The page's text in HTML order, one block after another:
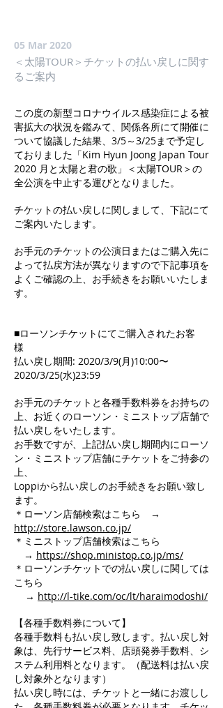
05 Mar 2020
＜太陽TOUR＞チケットの払い戻しに関す
るご案内
この度の新型コロナウイルス感染症による被
害拡大の状況を鑑みて、関係各所にて開催に
ついて協議した結果、3/5～3/25まで予定し
ておりました「Kim Hyun Joong Japan Tour
2020 月と太陽と君の歌」＜太陽TOUR＞の
全公演を中止する運びとなりました。
チケットの払い戻しに関しまして、下記にて
ご案内いたします。
お手元のチケットの公演日またはご購入先に
よって払戻方法が異なりますので下記事項を
よくご確認の上、お手続きをお願いいたしま
す。
■ローソンチケットにてご購入されたお客
様
払い戻し期間: 2020/3/9(月)10:00〜
2020/3/25(水)23:59
お手元のチケットと各種手数料券をお持ちの
上、お近くのローソン・ミニストップ店舗で
払い戻しをいたします。
お手数ですが、上記払い戻し期間内にローソ
ン・ミニストップ店舗にチケットをご持参の
上、
Loppiから払い戻しのお手続きをお願い致し
ます。
＊ローソン店舗検索はこちら →
http://store.lawson.co.jp/
＊ミニストップ店舗検索はこちら
→ https://shop.ministop.co.jp/ms/
＊ローソンチケットでの払い戻しに関しては
こちら
→ http://l-tike.com/oc/lt/haraimodoshi/
【各種手数料券について】
各種手数料も払い戻し致します。払い戻し対
象は、先行サービス料、店頭発券手数料、シ
ステム利用料となります。（配送料は払い戻
し対象外となります）
払い戻し時には、チケットと一緒にお渡しし